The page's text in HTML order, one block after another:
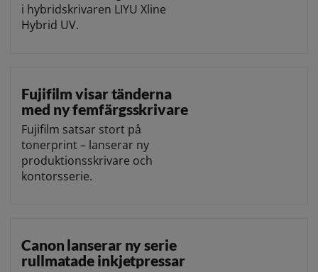
i hybridskrivaren LIYU Xline
Hybrid UV.
Fujifilm visar tänderna
med ny femfärgsskrivare
Fujifilm satsar stort på
tonerprint – lanserar ny
produktionsskrivare och
kontorsserie.
Canon lanserar ny serie
rullmatade inkjetpressar